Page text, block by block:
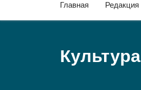
Главная Редакция
Культура